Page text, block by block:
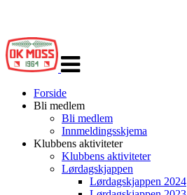
navigasjon
Forside
Bli medlem
Bli medlem
Innmeldingsskjema
Klubbens aktiviteter
Klubbens aktiviteter
Lørdagskjappen
Lørdagskjappen 2024